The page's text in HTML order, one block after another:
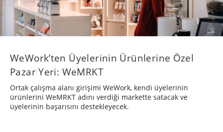
WeWork’ten Üyelerinin Ürünlerine Özel
Pazar Yeri: WeMRKT
Ortak çalışma alanı girişimi WeWork, kendi üyelerinin
ürünlerini WeMRKT adını verdiği markette satacak ve
üyelerinin başarısını destekleyecek.